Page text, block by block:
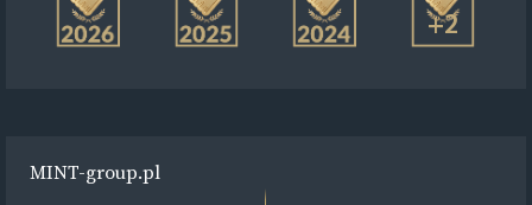
+2
MINT-group.pl